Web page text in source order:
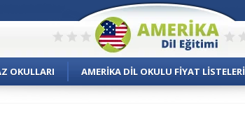
OKULLARI AMERIKA DIL OKULU FIYAT LISTELERI